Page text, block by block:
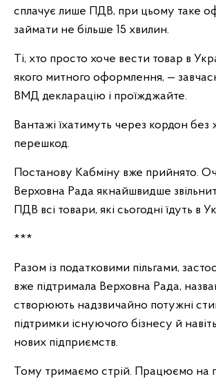
сплачує лише ПДВ, при цьому таке
займати не більше 15 хвилин.
Ті, хто просто хоче вести товар в
якого митного оформлення, —
ВМД декларацію і проїжджайте.
Вантажі їхатимуть через кордон без
перешкод.
Постанову Кабміну вже прийнято.
Верховна Рада якнайшвидше
ПДВ всі товари, які сьогодні їдуть в
***
Разом із податковими пільгами,
вже підтримала Верховна Рада,
створюють надзвичайно потужні
підтримки існуючого бізнесу й
нових підприємств.
Тому тримаємо стрій. Працюємо на